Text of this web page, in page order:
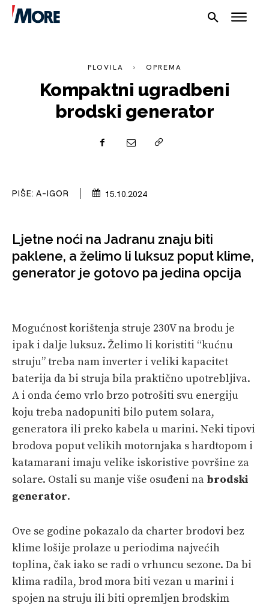
PLOVILA
PLOVIDBA
PRETPLATA
SHOP
PLOVILA OPREMA
Kompaktni ugradbeni
brodski generator
PIŠE: A-IGOR 15.10.2024
Ljetne noći na Jadranu znaju biti
paklene, a želimo li luksuz poput klime,
generator je gotovo pa jedina opcija
Mogućnost korištenja struje 230V na brodu je
ipak i dalje luksuz. Želimo li koristiti “kućnu
struju” treba nam inverter i veliki kapacitet
baterija da bi struja bila praktično upotrebljiva.
A i onda ćemo vrlo brzo potrošiti svu energiju
koju treba nadopuniti bilo putem solara,
generatora ili preko kabela u marini. Neki tipovi
brodova poput velikih motornjaka s hardtopom i
katamarani imaju velike iskoristive površine za
solare. Ostali su manje više osuđeni na brodski
generator.
Ove se godine pokazalo da charter brodovi bez
klime lošije prolaze u periodima najvećih
toplina, čak iako se radi o vrhuncu sezone. Da bi
klima radila, brod mora biti vezan u marini i
spojen na struju ili biti opremljen brodskim